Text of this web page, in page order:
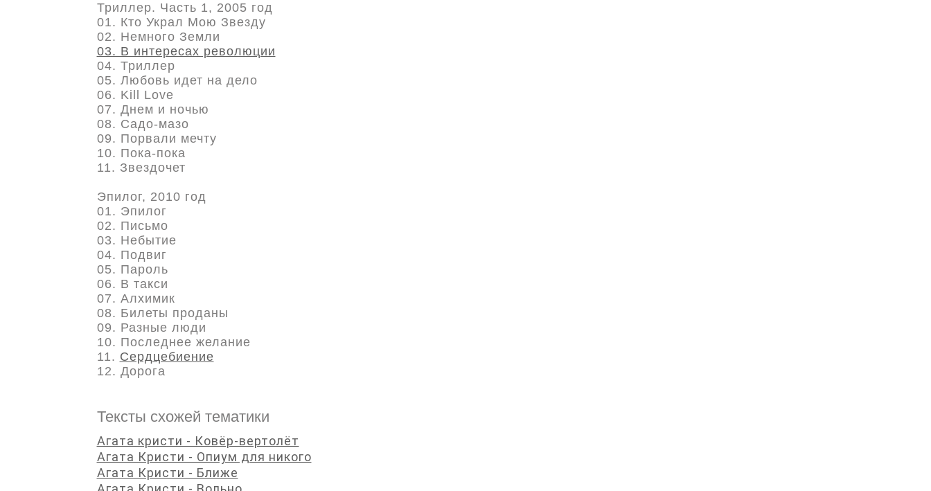
Триллер. Часть 1, 2005 год
01. Кто Украл Мою Звезду
02. Немного Земли
03. В интересах революции
04. Триллер
05. Любовь идет на дело
06. Kill Love
07. Днем и ночью
08. Садо-мазо
09. Порвали мечту
10. Пока-пока
11. Звездочет
Эпилог, 2010 год
01. Эпилог
02. Письмо
03. Небытие
04. Подвиг
05. Пароль
06. В такси
07. Алхимик
08. Билеты проданы
09. Разные люди
10. Последнее желание
11. Сердцебиение
12. Дорога
Тексты схожей тематики
Агата кристи - Ковёр-вертолёт
Агата Кристи - Опиум для никого
Агата Кристи - Ближе